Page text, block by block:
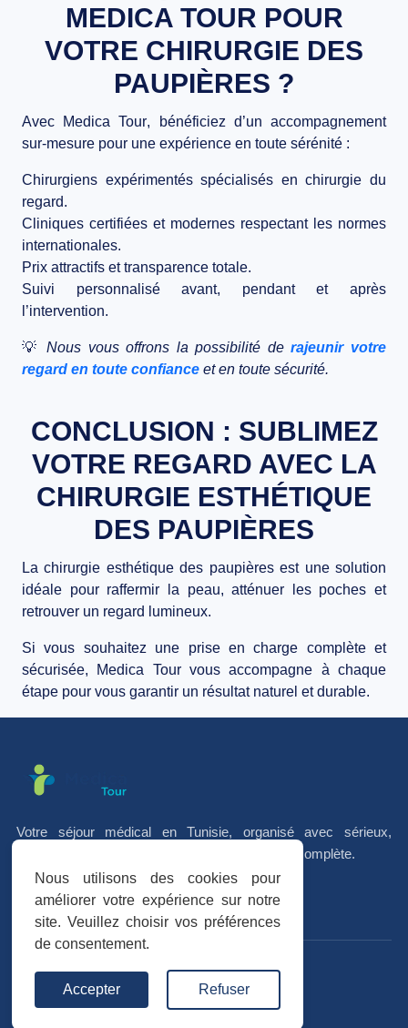
MEDICA TOUR POUR
VOTRE CHIRURGIE DES
PAUPIÈRES ?
Avec Medica Tour, bénéficiez d’unaccompagnement
sur-mesure pour une expérience en toute sérénité :
Chirurgiens expérimentésspécialisés enchirurgie du
regard.
Cliniques certifiées et modernes respectant les normes
internationales.
Prix attractifs et transparence totale.
Suivi personnaliséavant, pendant et après
l’intervention.
💡Nous vous offrons la possibilité derajeunir votre
regard en toute confiance et en toute sécurité.
CONCLUSION : SUBLIMEZ
VOTRE REGARD AVEC LA
CHIRURGIE ESTHÉTIQUE
DES PAUPIÈRES
Lachirurgie esthétique des paupièresest une solution
idéale pour raffermir la peau, atténuer les poches et
retrouver un regard lumineux.
Si vous souhaitez une prise en charge complète et
sécurisée, Medica Tourvous accompagne à chaque
étape pour vous garantir un résultat naturel et durable.
Votre séjour médical en Tunisie, organisé avec sérieux,
accompagnement personnalisé et coordination complète.
f I in
Trustpilot★★★★★
Nous utilisons des cookies pour
améliorer votre expérience sur notre
site. Veuillez choisir vos préférences
de consentement.
Accepter Refuser